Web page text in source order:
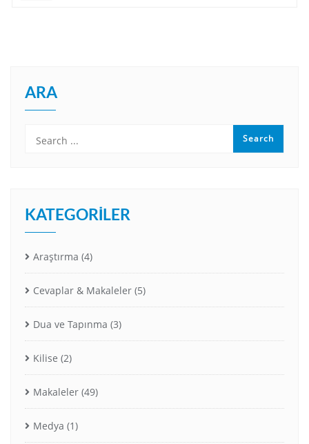
ARA
KATEGORILER
Araştırma (4)
Cevaplar & Makaleler (5)
Dua ve Tapınma (3)
Kilise (2)
Makaleler (49)
Medya (1)